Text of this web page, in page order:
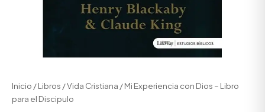
Inicio /Libros /Vida Cristiana / Mi Experiencia con Dios – Libro
para el Discipulo